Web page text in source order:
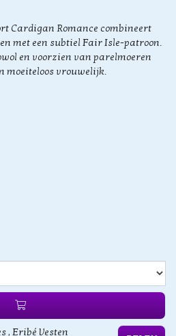
Cardigan Romance combineert
met een subtiel Fair Isle-patroon.
en voorzien van parelmoeren
moeiteloos vrouwelijk.
, Eribé Vesten